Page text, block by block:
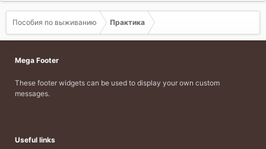
Пособия по выживанию Практика
Mega Footer
These footer widgets can be used to display your own custom
messages.
Useful links